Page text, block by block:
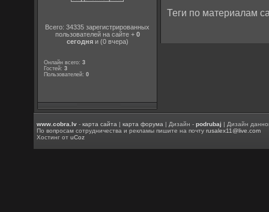
Всего: 34335 зарегистрированных
пользователей на сайте + 0
сегодняи (0 вчера)
Онлайн всего:3
Гостей:3
Пользователей:0
Теги по материалам
www.cobra.lv -карта сайта |карта форума | Дизайн -podrubaj | Дизайн
По вопросам сотрудничества и рекламы пишите на почтуrusalex11@live.com
Хостинг отuCoz